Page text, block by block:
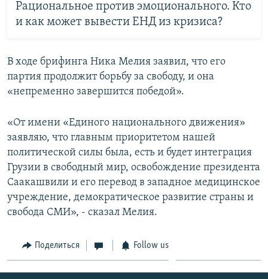
Рациональное против эмоционального. Кто
и как может вывести ЕНД из кризиса?
В ходе брифинга Ника Мелия заявил, что его
партия продолжит борьбу за свободу, и она
«непременно завершится победой».
«От имени «Единого национального движения»
заявляю, что главным приоритетом нашей
политической силы была, есть и будет интеграция
Грузии в свободный мир, освобождение президента
Саакашвили и его перевод в западное медицинское
учреждение, демократическое развитие страны и
свобода СМИ», - сказал Мелия.
Поделиться Follow us